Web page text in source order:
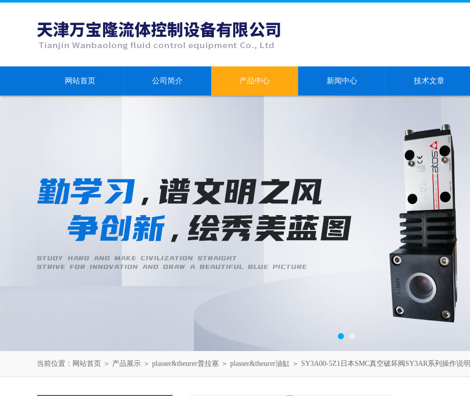
网站首页 公司简介 产品中心 新闻中心 技术文章
当前位置： 网站首页 ＞ 产品展示 ＞ plasser&theurer普拉塞 ＞ plasser&theurer油缸 ＞ SY3A00-5Z1日本SMC真空破坏阀SY3AR系列操作说明